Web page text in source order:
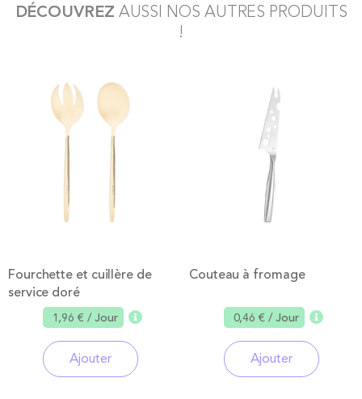
DÉCOUVREZAUSSI NOS AUTRES PRODUITS
!
Fourchette et cuillère de
service doré
1,96 €/ Jour
Ajouter
Couteau à fromage
0,46 €/ Jour
Ajouter